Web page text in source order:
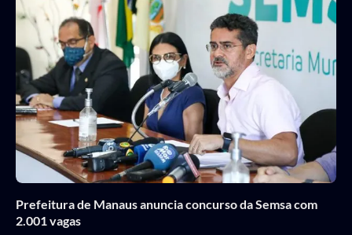
Prefeitura de Manaus anuncia concurso da Semsa com
2.001 vagas